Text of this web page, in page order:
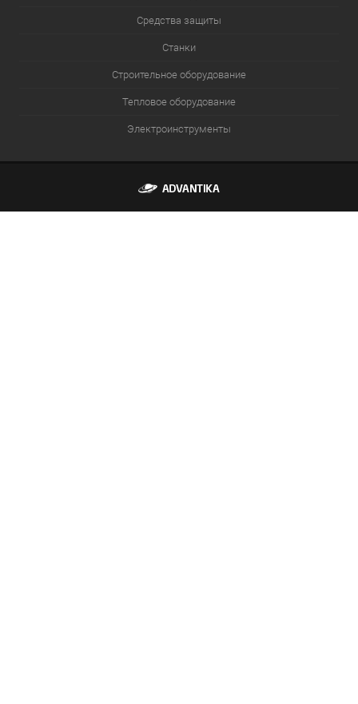
Средства защиты
Станки
Строительное оборудование
Тепловое оборудование
Электроинструменты